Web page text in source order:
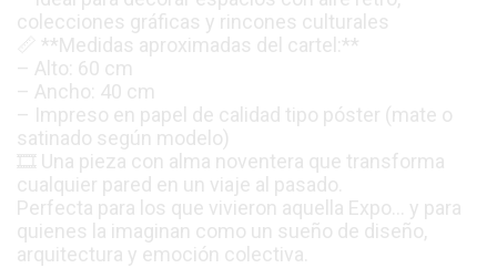
colecciones gráficas y rincones culturales
📏 **Medidas aproximadas del cartel:**
– Alto: 60 cm
– Ancho: 40 cm
– Impreso en papel de calidad tipo póster (mate o
satinado según modelo)
🎞️ Una pieza con alma noventera que transforma
cualquier pared en un viaje al pasado.
Perfecta para los que vivieron aquella Expo… y para
quienes la imaginan como un sueño de diseño,
arquitectura y emoción colectiva.